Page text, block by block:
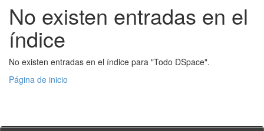
No existen entradas en el
índice
No existen entradas en el índice para "Todo DSpace".
Página de inicio